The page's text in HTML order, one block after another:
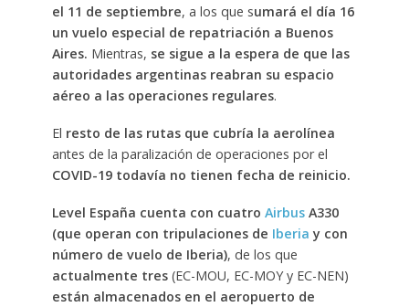
el 11 de septiembre, a los que sumará el día 16
un vuelo especial de repatriación a Buenos
Aires. Mientras, se sigue a la espera de que las
autoridades argentinas reabran su espacio
aéreo a las operaciones regulares.
El resto de las rutas que cubría la aerolínea
antes de la paralización de operaciones por el
COVID-19 todavía no tienen fecha de reinicio.
Level España cuenta con cuatro AirbusA330
(que operan con tripulaciones de Iberia y con
número de vuelo de Iberia), de los que
actualmente tres(EC-MOU, EC-MOY y EC-NEN)
están almacenados en el aeropuerto de